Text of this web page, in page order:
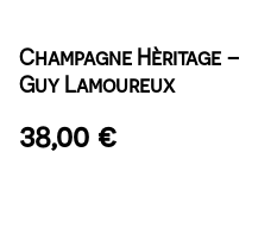
Champagne Hèritage –
Guy Lamoureux
38,00 €